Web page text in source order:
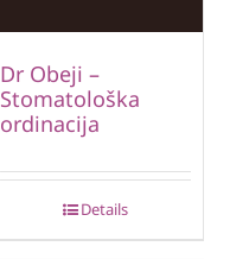
Dr Obeji –
Stomatološka
ordinacija
Details